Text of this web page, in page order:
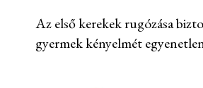
Az első kerekek rugózása
gyermek kényelmét